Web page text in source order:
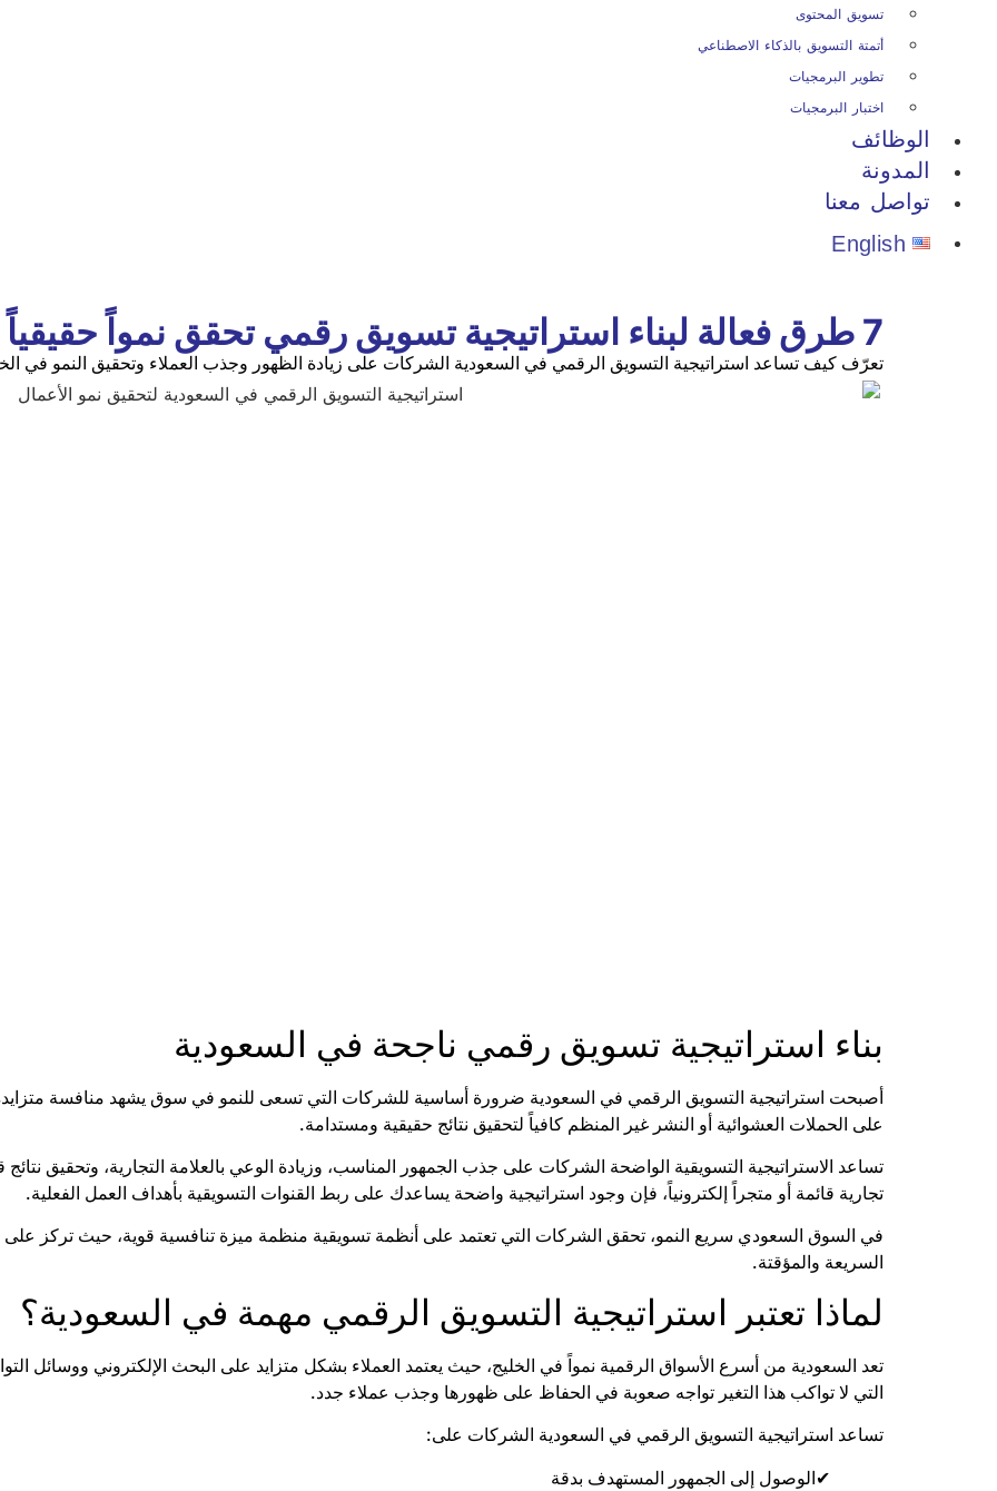
تسويق المحتوى
أتمتة التسويق بالذكاء الاصطناعي
تطوير البرمجيات
اختبار البرمجيات
الوظائف
المدونة
تواصل معنا
English
7 طرق فعالة لبناء استراتيجية تسويق رقمي تحقق نمواً حقيقياً للأعمال في السعودية
تعرّف كيف تساعد استراتيجية التسويق الرقمي في السعودية الشركات على زيادة الظهور وجذب العملاء وتحقيق النمو في
بناء استراتيجية تسويق رقمي ناجحة في السعودية
أصبحت استراتيجية التسويق الرقمي في السعودية ضرورة أساسية للشركات التي تسعى للنمو في سوق يشهد منافسة
على الحملات العشوائية أو النشر غير المنظم كافياً لتحقيق نتائج حقيقية ومستدامة.
تساعد الاستراتيجية التسويقية الواضحة الشركات على جذب الجمهور المناسب، وزيادة الوعي بالعلامة التجارية، وتحقيق
تجارية قائمة أو متجراً إلكترونياً، فإن وجود استراتيجية واضحة يساعدك على ربط القنوات التسويقية بأهداف العمل الفعلية.
في السوق السعودي سريع النمو، تحقق الشركات التي تعتمد على أنظمة تسويقية منظمة ميزة تنافسية قوية، حيث تركز على
السريعة والمؤقتة.
لماذا تعتبر استراتيجية التسويق الرقمي مهمة في السعودية؟
تعد السعودية من أسرع الأسواق الرقمية نمواً في الخليج، حيث يعتمد العملاء بشكل متزايد على البحث الإلكتروني ووسائل
التي لا تواكب هذا التغير تواجه صعوبة في الحفاظ على ظهورها وجذب عملاء جدد.
تساعد استراتيجية التسويق الرقمي في السعودية الشركات على:
الوصول إلى الجمهور المستهدف بدقة